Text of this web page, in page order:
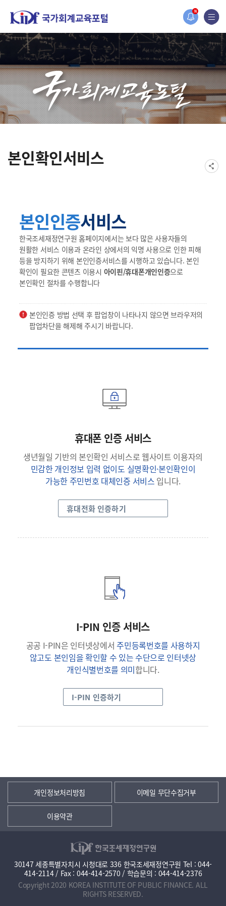
N
홈페이지가 새롭게 개편되었습니다.
한국조세재정연구원홈페이지가 새롭게 개설되었습니다.
본인확인서비스
본인인증서비스
한국조세재정연구원 홈페이지에서는 보다 많은 사용자들의
원활한 서비스 이용과 온라인 상에서의 익명 사용으로 인한 피해
등을 방지하기 위해 본인인증서비스를 시행하고 있습니다. 본인
확인이 필요한 콘텐츠 이용시 아이핀/휴대폰개인인증으로
본인확인 절차를 수행합니다
본인인증 방법 선택 후 팝업창이 나타나지 않으면 브라우저의
팝업차단을 해제해 주시기 바랍니다.
휴대폰 인증 서비스
생년월일 기반의 본인확인 서비스로 웹사이트 이용자의
민감한 개인정보 입력 없이도 실명확인·본인확인이
가능한 주민번호 대체인증 서비스 입니다.
휴대전화 인증하기
I-PIN 인증 서비스
공공 I-PIN은 인터넷상에서주민등록번호를 사용하지
않고도 본인임을 확인할 수 있는 수단으로 인터넷상
개인식별번호를 의미합니다.
I-PIN 인증하기
개인정보처리방침 이메일 무단수집거부
이용약관
30147 세종특별자치시 시청대로 336 한국조세재정연구원 Tel : 044-
414-2114 / Fax : 044-414-2570 / 학습문의 : 044-414-2376
Copyright 2020 KOREA INSTITUTE OF PUBLIC FINANCE. ALL
RIGHTS RESERVED.